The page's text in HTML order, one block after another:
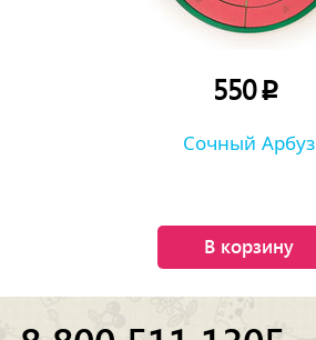
550p
Сочный Арбуз
В корзину